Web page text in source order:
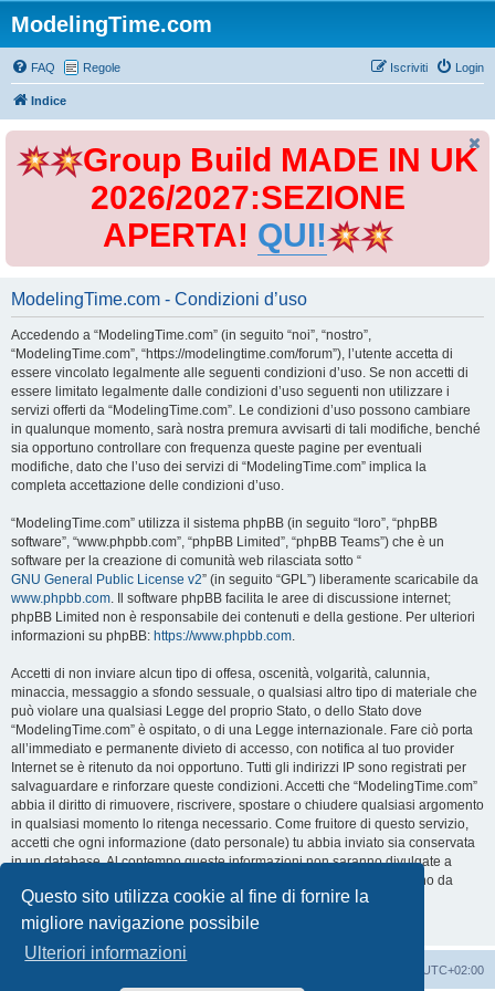
Questo sito utilizza cookie al fine di fornire la
migliore navigazione possibile
Ulteriori informazioni
ModelingTime.com
FAQ Regole Login
Iscriviti
Indice
Group Build MADE IN UK
2026/2027:SEZIONE
APERTA! QUI!
ModelingTime.com - Condizioni d’uso
Accedendo a “ModelingTime.com” (in seguito “noi”, “nostro”,
“ModelingTime.com”, “https://modelingtime.com/forum”), l’utente accetta di
essere vincolato legalmente alle seguenti condizioni d’uso. Se non accetti di
essere limitato legalmente dalle condizioni d’uso seguenti non utilizzare i
servizi offerti da “ModelingTime.com”. Le condizioni d’uso possono cambiare
in qualunque momento, sarà nostra premura avvisarti di tali modifiche, benché
sia opportuno controllare con frequenza queste pagine per eventuali
modifiche, dato che l’uso dei servizi di “ModelingTime.com” implica la
completa accettazione delle condizioni d’uso.
“ModelingTime.com” utilizza il sistema phpBB (in seguito “loro”, “phpBB
software”, “www.phpbb.com”, “phpBB Limited”, “phpBB Teams”) che è un
software per la creazione di comunità web rilasciata sotto “
GNU General Public License v2” (in seguito “GPL”) liberamente scaricabile da
www.phpbb.com. Il software phpBB facilita le aree di discussione internet;
phpBB Limited non è responsabile dei contenuti e della gestione. Per ulteriori
informazioni su phpBB: https://www.phpbb.com.
Accetti di non inviare alcun tipo di offesa, oscenità, volgarità, calunnia,
minaccia, messaggio a sfondo sessuale, o qualsiasi altro tipo di materiale che
può violare una qualsiasi Legge del proprio Stato, o dello Stato dove
“ModelingTime.com” è ospitato, o di una Legge internazionale. Fare ciò porta
all’immediato e permanente divieto di accesso, con notifica al tuo provider
Internet se è ritenuto da noi opportuno. Tutti gli indirizzi IP sono registrati per
salvaguardare e rinforzare queste condizioni. Accetti che “ModelingTime.com”
abbia il diritto di rimuovere, riscrivere, spostare o chiudere qualsiasi argomento
in qualsiasi momento lo ritenga necessario. Come fruitore di questo servizio,
accetti che ogni informazione (dato personale) tu abbia inviato sia conservata
in un database. Al contempo queste informazioni non saranno divulgate a
nessuno senza il tuo consenso, né “ModelingTime.com” o phpBB sono da
ritenersi responsabili per qualsiasi violazione al sistema che possa
compromettere queste informazioni.
UTC+02:00